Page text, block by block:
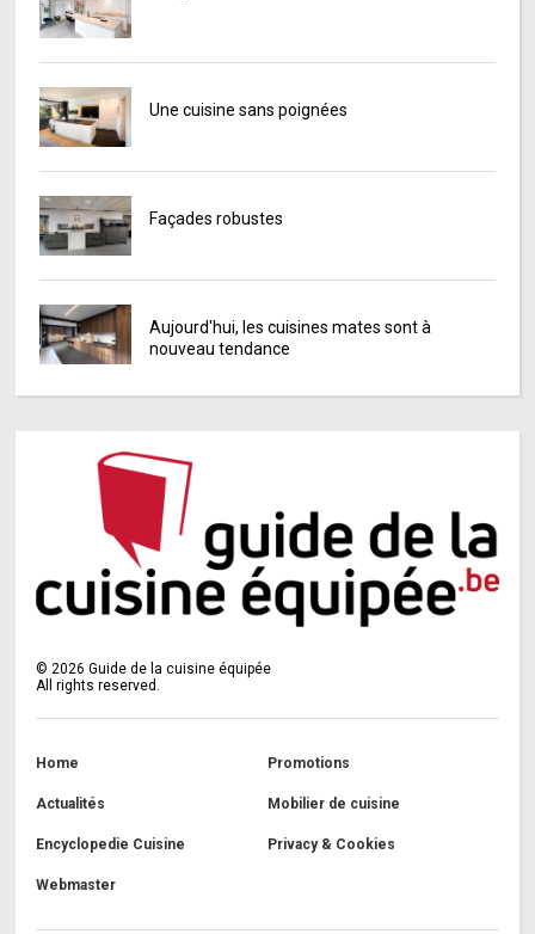
Une cuisine sans poignées
Façades robustes
Aujourd'hui, les cuisines mates sont à
nouveau tendance
© 2026 Guide de la cuisine équipée
All rights reserved.
Home Promotions
Actualités Mobilier de cuisine
Encyclopedie Cuisine Privacy & Cookies
Webmaster